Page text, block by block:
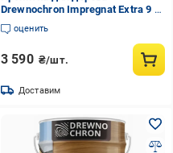
Drewnochron Impregnat Extra 9 л
Кедр (2790704668)
оценить
3 590 ₴/шт.
Доставим